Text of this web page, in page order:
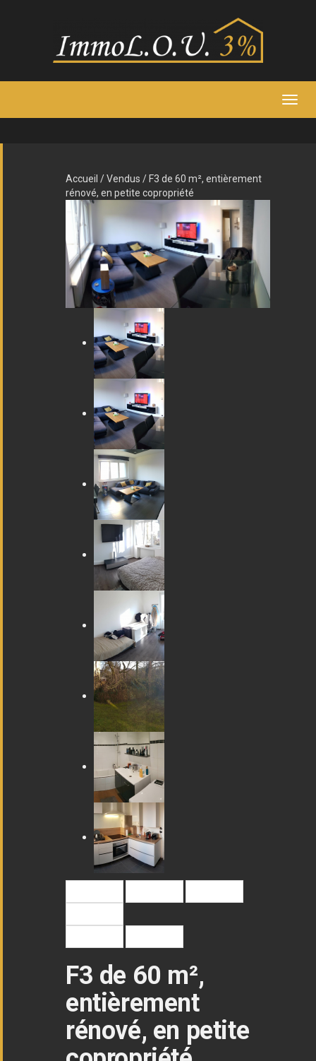
Accueil /Vendus / F3 de 60 m², entièrement
rénové, en petite copropriété
F3 de 60 m²,
entièrement
rénové, en petite